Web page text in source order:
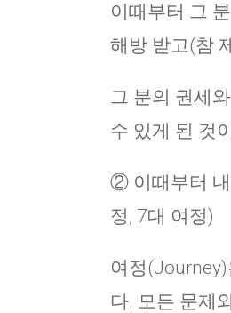
이때부터 그
해방 받고(참
그 분의 권세
수 있게 된 것
② 이때부터 내
정, 7대 여정)
여정
다. 모든 문제